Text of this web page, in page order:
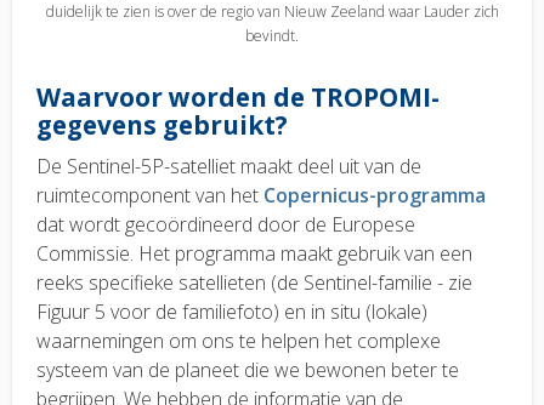
duidelijk te zien is over de regio van Nieuw Zeeland waar Lauder zich
bevindt.
Waarvoor worden de TROPOMI-
gegevens gebruikt?
De Sentinel-5P-satelliet maakt deel uit van de
ruimtecomponent van het Copernicus-programma
dat wordt gecoördineerd door de Europese
Commissie. Het programma maakt gebruik van een
reeks specifieke satellieten (de Sentinel-familie - zie
Figuur 5 voor de familiefoto) en in situ (lokale)
waarnemingen om ons te helpen het complexe
systeem van de planeet die we bewonen beter te
begrijpen. We hebben de informatie van de